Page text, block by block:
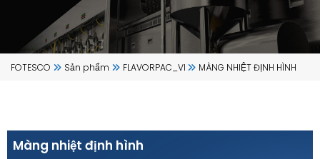
FOTESCO Sản phẩm FLAVORPAC_VI MÀNG NHIỆT ĐỊNH HÌNH
Màng nhiệt định hình